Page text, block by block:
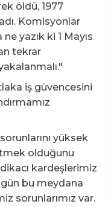
öldü, 1977
Komisyonlar
yazık ki 1 Mayıs
tekrar
iş güvencesini
yüksek
olduğunu
kardeşlerimiz
bu meydana
sorunlarımız var.